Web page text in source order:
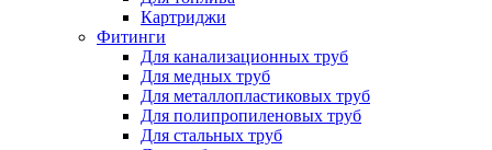
Картриджи
Фитинги
Для канализационных труб
Для медных труб
Для металлопластиковых труб
Для полипропиленовых труб
Для стальных труб